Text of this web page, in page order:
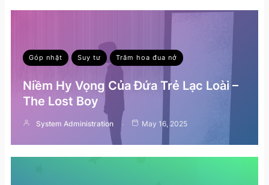
Góp nhặt Suy tư Trăm hoa đua nở
Niềm Hy Vọng Của Đứa Trẻ Lạc Loài –
The Lost Boy
System Administration May 16, 2025